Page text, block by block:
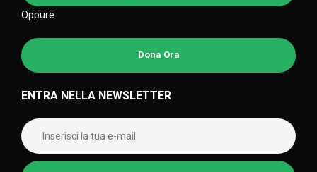
Oppure
Dona Ora
ENTRA NELLA NEWSLETTER